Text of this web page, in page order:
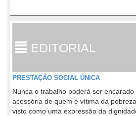
EDITORIAL
PRESTAÇÃO SOCIAL ÚNICA
Nunca o trabalho poderá ser
acessória de quem é vítima da
visto como uma expressão da